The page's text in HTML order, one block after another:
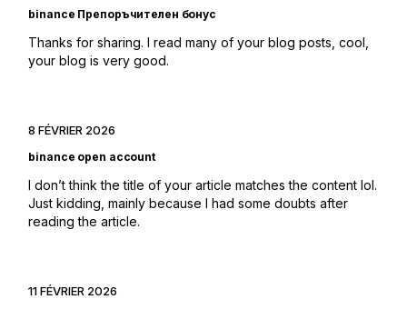
binance Препоръчителен бонус
Thanks for sharing. I read many of your blog posts, cool,
your blog is very good.
8 FÉVRIER 2026
binance open account
I don’t think the title of your article matches the content lol.
Just kidding, mainly because I had some doubts after
reading the article.
11 FÉVRIER 2026